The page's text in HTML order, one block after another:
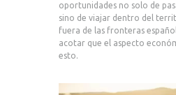
oportunidades no solo de
sino de viajar dentro del
fuera de las fronteras
acotar que el aspecto
esto.